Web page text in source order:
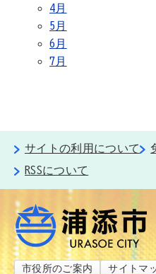
4月
5月
6月
7月
サイトの利用について
RSSについて
市役所のご案内 サイトマ